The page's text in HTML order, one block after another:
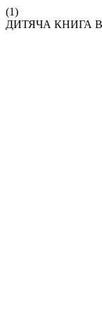
(1)
ДИТЯЧА КНИГА